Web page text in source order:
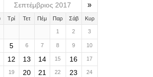
Σεπτέμβριος 2017 »
Τρί Τετ Πέμ Παρ Σάβ Κυρ
1 2 3
5 6 7 8 9 10
12 13 14 15 16 17
19 20 21 22 23 24